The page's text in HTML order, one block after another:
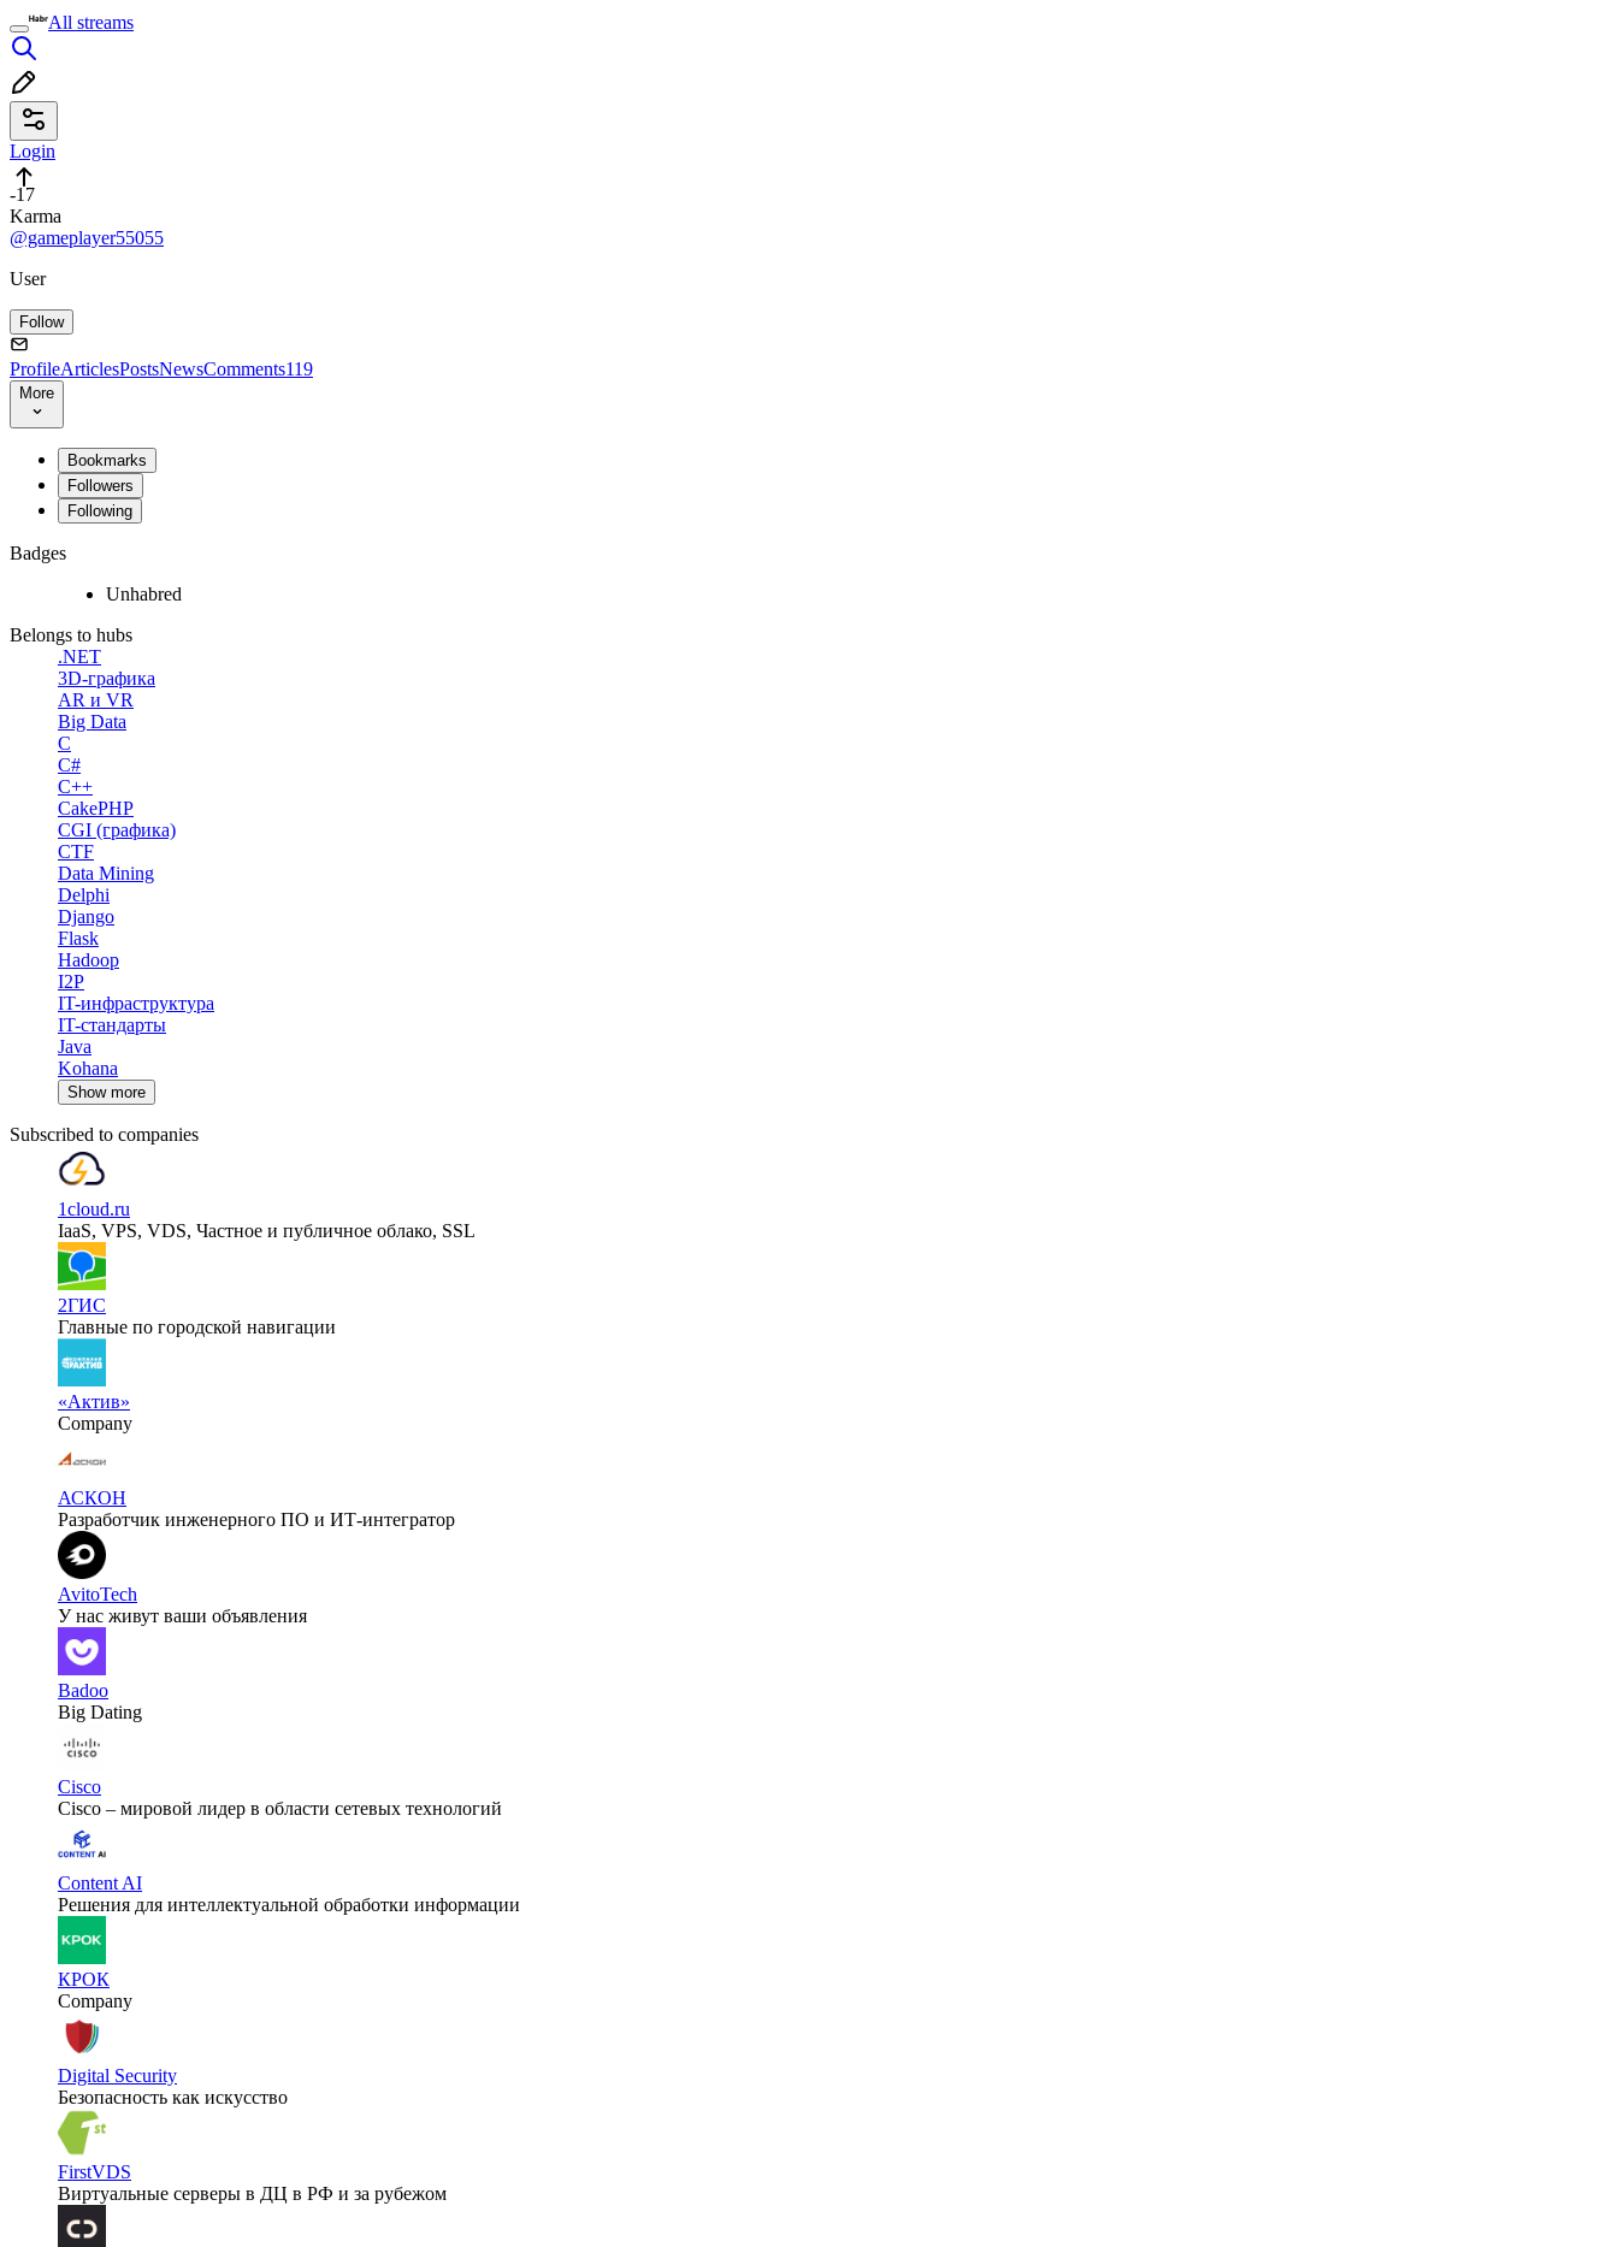
All streams
Login
-17
Karma
@gameplayer55055
User
Follow
ProfileArticlesPostsNewsComments119
More
Bookmarks
Followers
Following
Badges
Unhabred
Belongs to hubs
.NET
3D-графика
AR и VR
Big Data
C
C#
C++
CakePHP
CGI (графика)
CTF
Data Mining
Delphi
Django
Flask
Hadoop
I2P
IT-инфраструктура
IT-стандарты
Java
Kohana
Show more
Subscribed to companies
1cloud.ru
IaaS, VPS, VDS, Частное и публичное облако, SSL
2ГИС
Главные по городской навигации
«Актив»
Company
АСКОН
Разработчик инженерного ПО и ИТ-интегратор
AvitoTech
У нас живут ваши объявления
Badoo
Big Dating
Cisco
Cisco – мировой лидер в области сетевых технологий
Content AI
Решения для интеллектуальной обработки информации
КРОК
Company
Digital Security
Безопасность как искусство
FirstVDS
Виртуальные серверы в ДЦ в РФ и за рубежом